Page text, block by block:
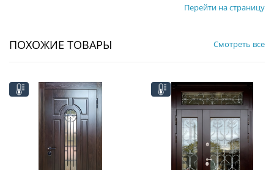
Перейти на страницу
ПОХОЖИЕ ТОВАРЫ Смотреть все